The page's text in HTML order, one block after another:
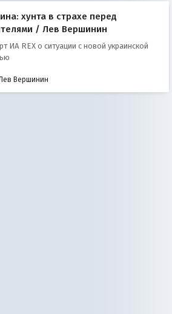
хунта в страхе перед
/ Лев Вершинин
ИА REX о ситуации с новой украинской
Вершинин